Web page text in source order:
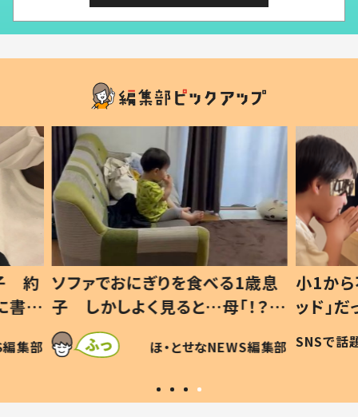
歳息
？」
編集部
小1から不登校、息子は「ギフテ
ッド」だった 父が“ウチ給食”を
作り続ける理由とは #令和の親
#令和の子
SNSで話題 ほ・とせなNEWS編集部
ひ孫
が、抱
「涙
い」